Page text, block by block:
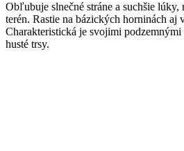
Obľubuje slnečné stráne a suchšie
terén. Rastie na bázických horninách aj
Charakteristická je svojimi
husté trsy.